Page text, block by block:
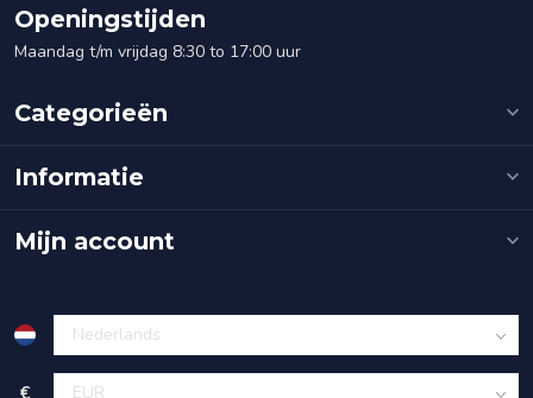
Openingstijden
Maandag t/m vrijdag 8:30 to 17:00 uur
Categorieën
Informatie
Mijn account
€